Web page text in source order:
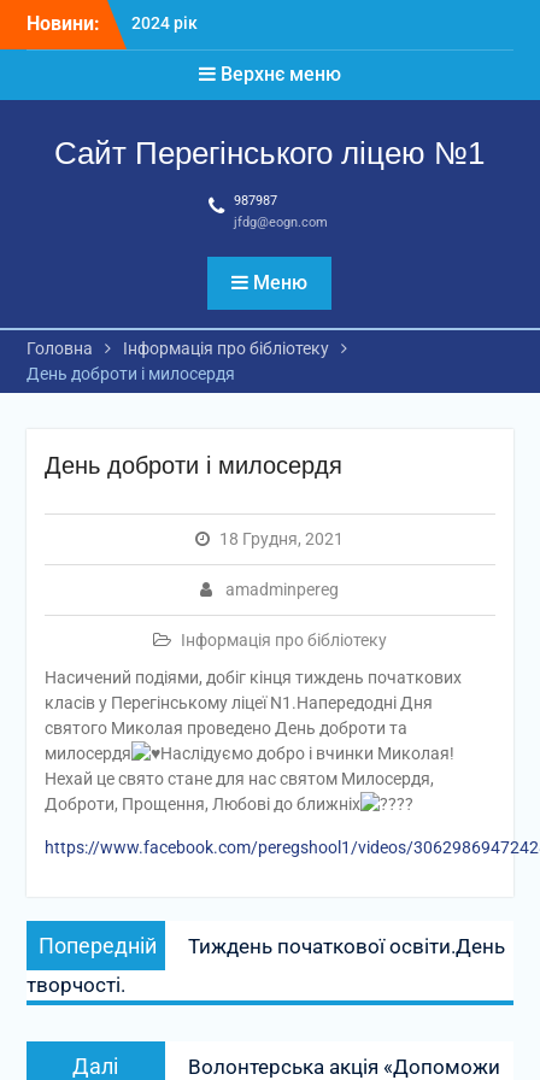
Новини:
2024 рік
Матеріали
Верхнє меню
Сайт Перегінського ліцею №1
987987
jfdg@eogn.com
Меню
Головна
Інформація про бібліотеку
День доброти і милосердя
День доброти і милосердя
18 Грудня, 2021
amadminpereg
Інформація про бібліотеку
Насичений подіями, добіг кінця тиждень початкових
класів у Перегінському ліцеї N1.Напередодні Дня
святого Миколая проведено День доброти та
милосердя
Наслідуємо добро і вчинки Миколая!
Нехай це свято стане для нас святом Милосердя,
Доброти, Прощення, Любові до ближніх
https://www.facebook.com/peregshool1/videos/
Навігація
записів
Попередній
запис:
Тиждень початкової освіти.День
творчості.
Далі Волонтерська акція «Допоможи